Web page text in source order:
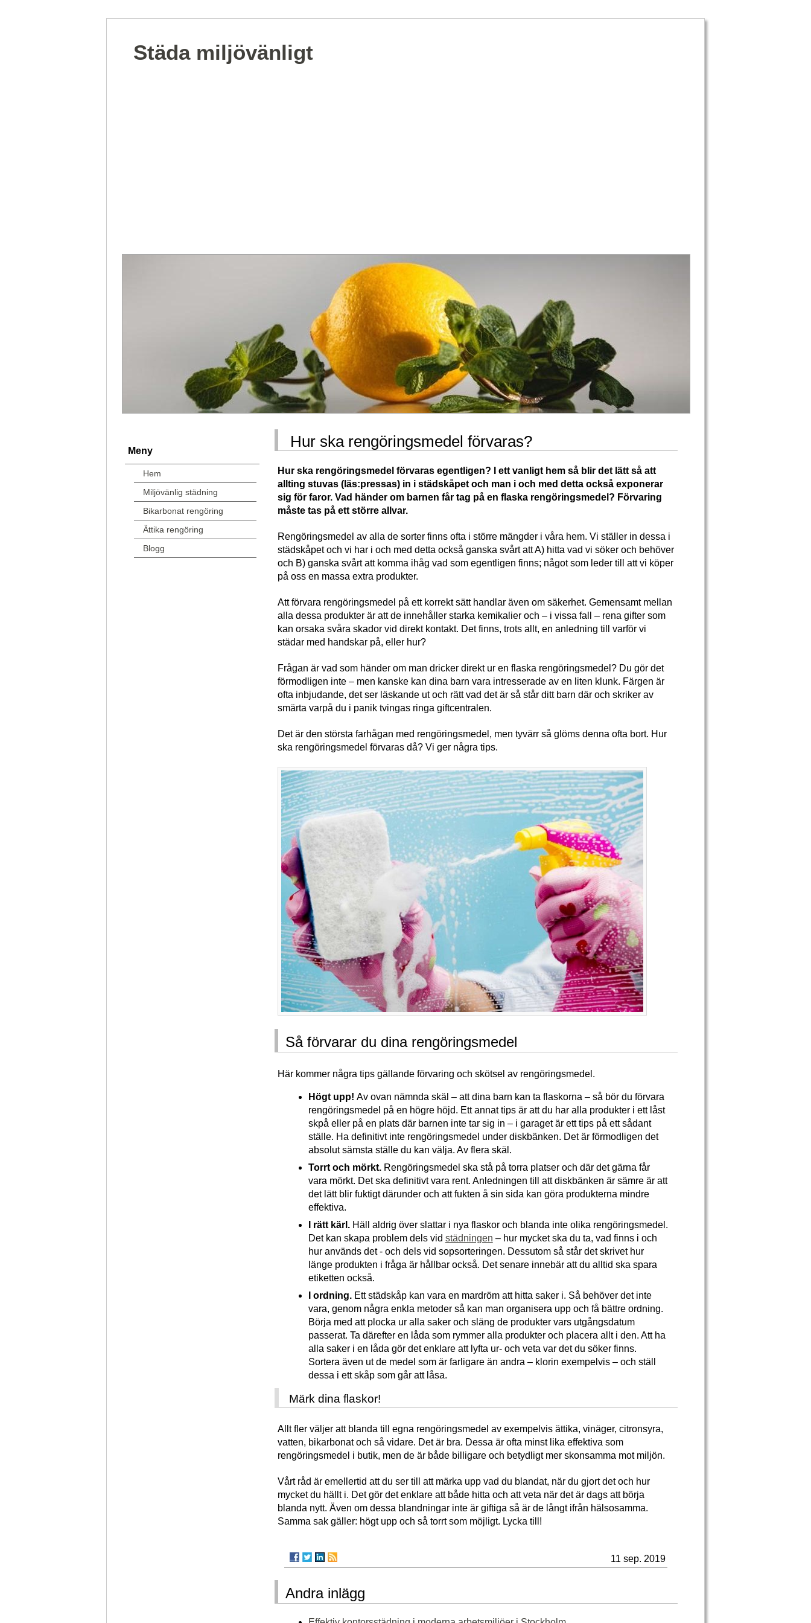
Städa miljövänligt
Hur ska rengöringsmedel förvaras?
Hur ska rengöringsmedel förvaras egentligen? I ett vanligt hem så blir det lätt så att
allting stuvas (läs:pressas) in i städskåpet och man i och med detta också exponerar
sig för faror. Vad händer om barnen får tag på en flaska rengöringsmedel? Förvaring
måste tas på ett större allvar.
Rengöringsmedel av alla de sorter finns ofta i större mängder i våra hem. Vi ställer in dessa i
städskåpet och vi har i och med detta också ganska svårt att A) hitta vad vi söker och behöver
och B) ganska svårt att komma ihåg vad som egentligen finns; något som leder till att vi köper
på oss en massa extra produkter.
Att förvara rengöringsmedel på ett korrekt sätt handlar även om säkerhet. Gemensamt mellan
alla dessa produkter är att de innehåller starka kemikalier och – i vissa fall – rena gifter som
kan orsaka svåra skador vid direkt kontakt. Det finns, trots allt, en anledning till varför vi
städar med handskar på, eller hur?
Frågan är vad som händer om man dricker direkt ur en flaska rengöringsmedel? Du gör det
förmodligen inte – men kanske kan dina barn vara intresserade av en liten klunk. Färgen är
ofta inbjudande, det ser läskande ut och rätt vad det är så står ditt barn där och skriker av
smärta varpå du i panik tvingas ringa giftcentralen.
Det är den största farhågan med rengöringsmedel, men tyvärr så glöms denna ofta bort. Hur
ska rengöringsmedel förvaras då? Vi ger några tips.
Så förvarar du dina rengöringsmedel
Här kommer några tips gällande förvaring och skötsel av rengöringsmedel.
Högt upp! Av ovan nämnda skäl – att dina barn kan ta flaskorna – så bör du förvara
rengöringsmedel på en högre höjd. Ett annat tips är att du har alla produkter i ett låst
skpå eller på en plats där barnen inte tar sig in – i garaget är ett tips på ett sådant
ställe. Ha definitivt inte rengöringsmedel under diskbänken. Det är förmodligen det
absolut sämsta ställe du kan välja. Av flera skäl.
Torrt och mörkt. Rengöringsmedel ska stå på torra platser och där det gärna får
vara mörkt. Det ska definitivt vara rent. Anledningen till att diskbänken är sämre är att
det lätt blir fuktigt därunder och att fukten å sin sida kan göra produkterna mindre
effektiva.
I rätt kärl. Häll aldrig över slattar i nya flaskor och blanda inte olika rengöringsmedel.
Det kan skapa problem dels vid städningen – hur mycket ska du ta, vad finns i och
hur används det - och dels vid sopsorteringen. Dessutom så står det skrivet hur
länge produkten i fråga är hållbar också. Det senare innebär att du alltid ska spara
etiketten också.
I ordning. Ett städskåp kan vara en mardröm att hitta saker i. Så behöver det inte
vara, genom några enkla metoder så kan man organisera upp och få bättre ordning.
Börja med att plocka ur alla saker och släng de produkter vars utgångsdatum
passerat. Ta därefter en låda som rymmer alla produkter och placera allt i den. Att ha
alla saker i en låda gör det enklare att lyfta ur- och veta var det du söker finns.
Sortera även ut de medel som är farligare än andra – klorin exempelvis – och ställ
dessa i ett skåp som går att låsa.
Märk dina flaskor!
Allt fler väljer att blanda till egna rengöringsmedel av exempelvis ättika, vinäger, citronsyra,
vatten, bikarbonat och så vidare. Det är bra. Dessa är ofta minst lika effektiva som
rengöringsmedel i butik, men de är både billigare och betydligt mer skonsamma mot miljön.
Vårt råd är emellertid att du ser till att märka upp vad du blandat, när du gjort det och hur
mycket du hällt i. Det gör det enklare att både hitta och att veta när det är dags att börja
blanda nytt. Även om dessa blandningar inte är giftiga så är de långt ifrån hälsosamma.
Samma sak gäller: högt upp och så torrt som möjligt. Lycka till!
11 sep. 2019
Andra inlägg
Meny
Hem
Miljövänlig städning
Bikarbonat rengöring
Ättika rengöring
Blogg